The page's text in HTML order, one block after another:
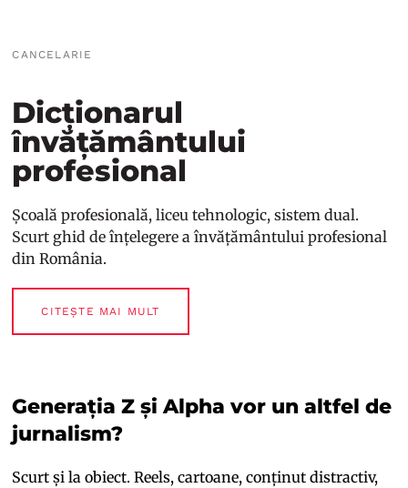
CANCELARIE
Dicționarul
învățământului
profesional
Școală profesională, liceu tehnologic, sistem dual.
Scurt ghid de înțelegere a învățământului profesional
din România.
CITEȘTE MAI MULT
Generația Z și Alpha vor un altfel de
jurnalism?
Scurt și la obiect. Reels, cartoane, conținut distractiv,